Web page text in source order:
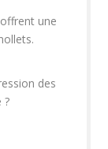
une
des
?